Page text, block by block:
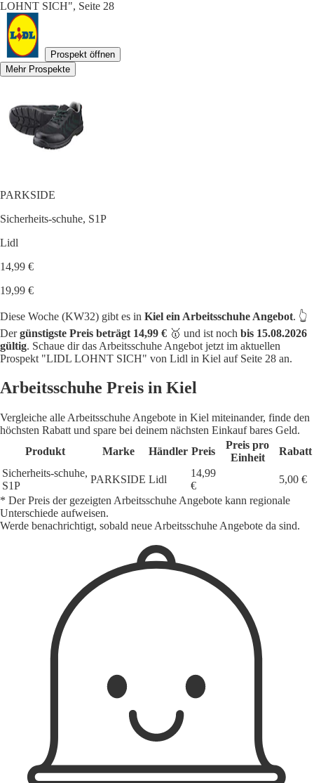
LOHNT SICH", Seite 28
Prospekt öffnen
Mehr Prospekte
PARKSIDE
Sicherheits-schuhe, S1P
Lidl
14,99 €
19,99 €
Diese Woche (KW32) gibt es in Kiel ein Arbeitsschuhe Angebot. 👆
Dergünstigste Preis beträgt 14,99 € 🥇 und ist noch bis 15.08.2026
gültig. Schaue dir das Arbeitsschuhe Angebot jetzt im aktuellen
Prospekt "LIDL LOHNT SICH" von Lidl in Kiel auf Seite 28 an.
Arbeitsschuhe Preis in Kiel
Vergleiche alle Arbeitsschuhe Angebote in Kiel miteinander, finde den
höchsten Rabatt und spare bei deinem nächsten Einkauf bares Geld.
Produkt
Marke Händler Preis
Preis pro
Einheit
Rabatt
Sicherheits-schuhe,
S1P
PARKSIDE Lidl
14,99
€
5,00 €
* Der Preis der gezeigten Arbeitsschuhe Angebote kann regionale
Unterschiede aufweisen.
Werde benachrichtigt, sobald neue Arbeitsschuhe Angebote da sind.